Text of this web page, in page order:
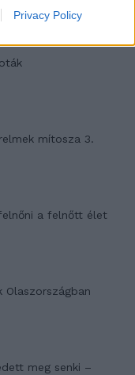
Privacy Policy
mítosza 3.
a felnőtt élet
meg senki –